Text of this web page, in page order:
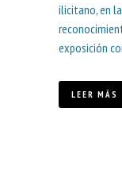
ilicitano, en
exposición
LEER MÁS